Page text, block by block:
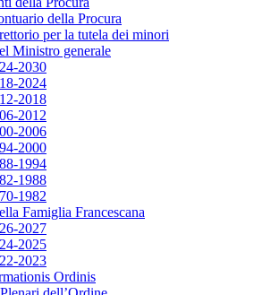
della Procura
per la tutela dei minori
Ministro generale
2030
2024
2018
2012
2006
2000
1994
1988
1982
Famiglia Francescana
2027
2025
2023
Ordinis